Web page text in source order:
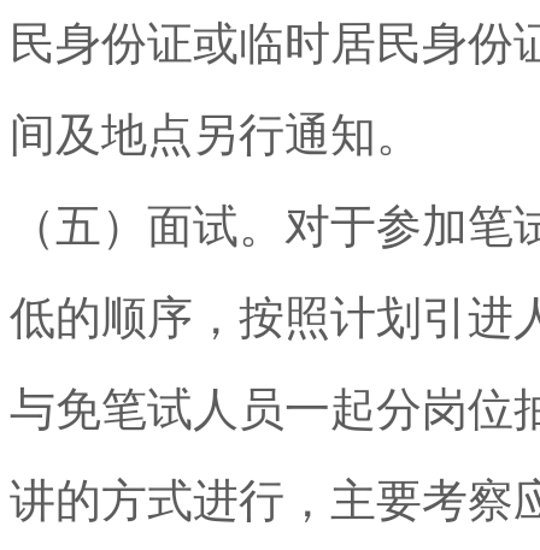
民身份证或临时居民身份
间及地点另行通知。
（五）面试。对于参加
低的顺序，按照计划引进
与免笔试人员一起分岗位
讲的方式进行，主要考察